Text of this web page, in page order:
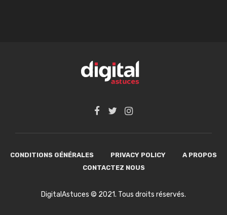
CONDITIONS GÉNÉRALES PRIVACY POLICY
A PROPOS
CONTACTEZ NOUS
DigitalAstuces © 2021. Tous droits réservés.